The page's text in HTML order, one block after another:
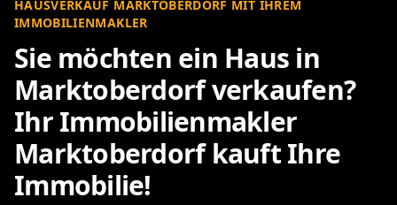
HAUSVERKAUF MARKTOBERDORF MIT IHREM
IMMOBILIENMAKLER
Sie möchten ein Haus in
Marktoberdorf verkaufen?
Ihr Immobilienmakler
Marktoberdorf kauft Ihre
Immobilie!